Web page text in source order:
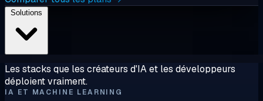
Les stacks que les créateurs d'IA et les développeurs
déploient vraiment.
IA ET MACHINE LEARNING